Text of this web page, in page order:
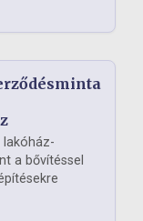
a bővítéssel